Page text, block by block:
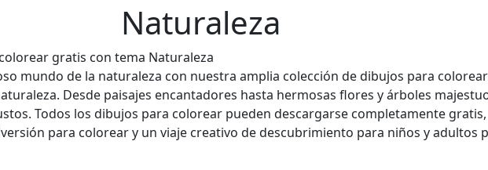
Naturaleza
gratis con tema Naturaleza
mundo de la naturaleza con nuestra amplia colección de dibujos para colorear
Desde paisajes encantadores hasta hermosas flores y árboles
Todos los dibujos para colorear pueden descargarse completamente
para colorear y un viaje creativo de descubrimiento para niños y adultos